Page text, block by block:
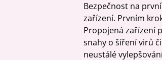
Bezpečnost na
zařízení. Prvním
Propojená zařízení
snahy o šíření virů
neustálé